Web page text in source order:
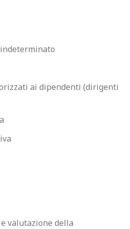
ai dipendenti (dirigenti
valutazione della